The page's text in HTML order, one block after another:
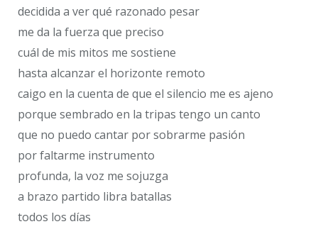
decidida a ver qué razonado pesar
me da la fuerza que preciso
cuál de mis mitos me sostiene
hasta alcanzar el horizonte remoto
caigo en la cuenta de que el silencio me es ajeno
porque sembrado en la tripas tengo un canto
que no puedo cantar por sobrarme pasión
por faltarme instrumento
profunda, la voz me sojuzga
a brazo partido libra batallas
todos los días